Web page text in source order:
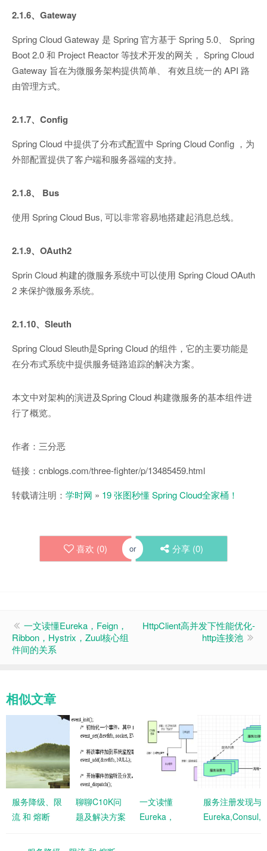
2.1.6、Gateway
Spring Cloud Gateway 是 Spring 官方基于 Spring 5.0、 Spring
Boot 2.0 和 Project Reactor 等技术开发的网关， Spring Cloud
Gateway 旨在为微服务架构提供简单、 有效且统一的 API 路
由管理方式。
2.1.7、Config
Spring Cloud 中提供了分布式配置中 Spring Cloud Config ，为
外部配置提供了客户端和服务器端的支持。
2.1.8、 Bus
使用 Spring Cloud Bus, 可以非常容易地搭建起消息总线。
2.1.9、OAuth2
Sprin Cloud 构建的微服务系统中可以使用 Spring Cloud OAuth
2 来保护微服务系统。
2.1.10、Sleuth
Spring Cloud Sleuth是Spring Cloud 的组件，它的主要功能是
在分布式系统中提供服务链路追踪的解决方案。
本文中对架构的演进及Spring Cloud 构建微服务的基本组件进
行了概览。
作者：三分恶
链接：cnblogs.com/three-fighter/p/13485459.html
转载请注明： 学时网 » 19 张图秒懂 Spring Cloud全家桶！
喜欢 (0) or 分享 (0)
一文读懂Eureka，Feign，
Ribbon，Hystrix，Zuul核心组
件间的关系
HttpClient高并发下性能优化-
http连接池
相似文章
服务降级、限
流 和 熔断
聊聊C10K问
题及解决方案
一文读懂
Eureka，
服务注册发现与